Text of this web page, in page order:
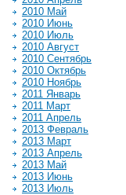
2010 Май
2010 Июнь
2010 Июль
2010 Август
2010 Сентябрь
2010 Октябрь
2010 Ноябрь
2011 Январь
2011 Март
2011 Апрель
2013 Февраль
2013 Март
2013 Апрель
2013 Май
2013 Июнь
2013 Июль